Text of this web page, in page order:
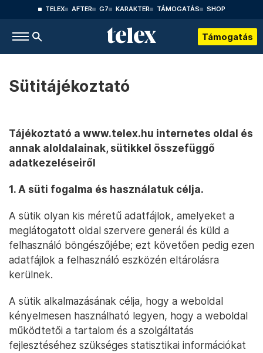
TELEX AFTER G7 KARAKTER TÁMOGATÁS SHOP
Támogatás
Sütitájékoztató
Tájékoztató a www.telex.hu internetes oldal és
annak aloldalainak, sütikkel összefüggő
adatkezeléseiről
1. A süti fogalma és használatuk célja.
A sütik olyan kis méretű adatfájlok, amelyeket a
meglátogatott oldal szervere generál és küld a
felhasználó böngészőjébe; ezt követően pedig ezen
adatfájlok a felhasználó eszközén eltárolásra
kerülnek.
A sütik alkalmazásának célja, hogy a weboldal
kényelmesen használható legyen, hogy a weboldal
működtetői a tartalom és a szolgáltatás
fejlesztéséhez szükséges statisztikai információkat